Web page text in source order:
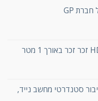
סטנדרטי מחשב נייד,